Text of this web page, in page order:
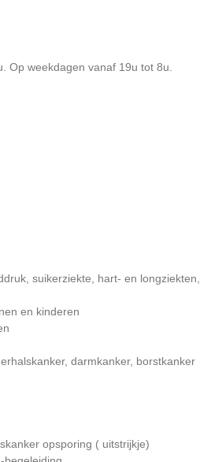
Op weekdagen vanaf 19u tot 8u.
suikerziekte, hart- en longziekten,
en kinderen
darmkanker, borstkanker
opsporing ( uitstrijkje)